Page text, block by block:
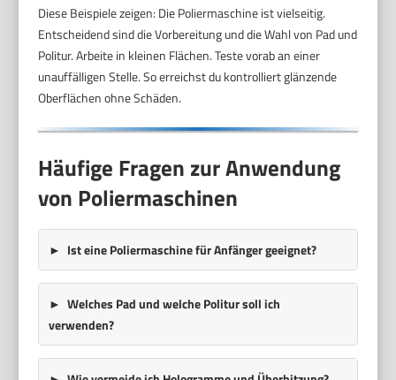
Diese Beispiele zeigen: Die Poliermaschine ist vielseitig.
Entscheidend sind die Vorbereitung und die Wahl von Pad und
Politur. Arbeite in kleinen Flächen. Teste vorab an einer
unauffälligen Stelle. So erreichst du kontrolliert glänzende
Oberflächen ohne Schäden.
Häufige Fragen zur Anwendung
von Poliermaschinen
Ist eine Poliermaschine für Anfänger geeignet?
Welches Pad und welche Politur soll ich
verwenden?